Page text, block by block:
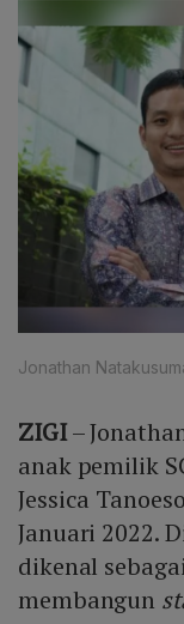
Jonathan
ZIGI–
anak pemilik
Jessica
Januari 2022.
dikenal
membangun